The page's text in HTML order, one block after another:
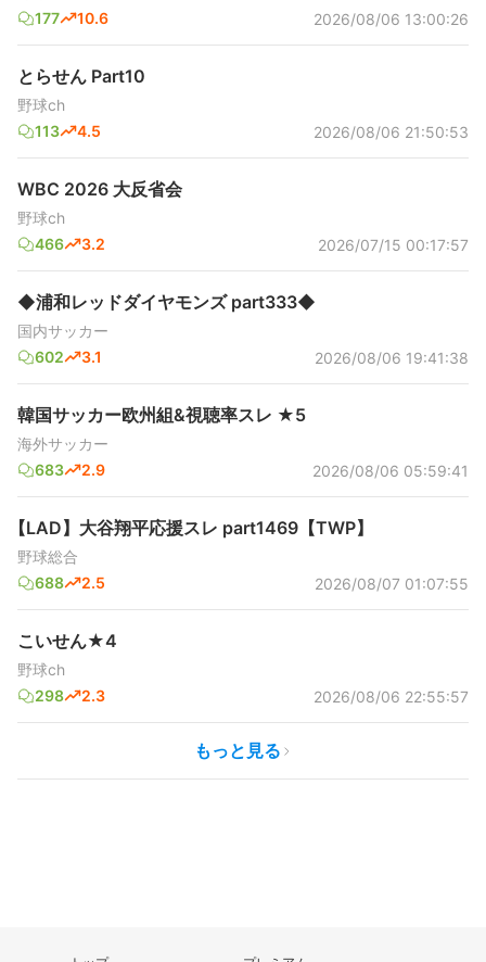
177
10.6 2026/08/06 13:00:26
とらせん Part10
野球ch
113
4.5 2026/08/06 21:50:53
WBC 2026 大反省会
野球ch
466
3.2 2026/07/15 00:17:57
◆浦和レッドダイヤモンズ part333◆
国内サッカー
602
3.1 2026/08/06 19:41:38
韓国サッカー欧州組&視聴率スレ ★5
海外サッカー
683
2.9 2026/08/06 05:59:41
【LAD】大谷翔平応援スレ part1469【TWP】
野球総合
688
2.5 2026/08/07 01:07:55
こいせん★4
野球ch
298
2.3 2026/08/06 22:55:57
もっと見る